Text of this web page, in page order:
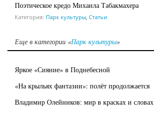
Поэтическое кредо Михаила Табакмахера
Категория: Парк культуры, Статьи
Еще в категории «Парк культуры»
Яркое «Сияние» в Поднебесной
«На крыльях фантазии»: полёт продолжается
Владимир Олейников: мир в красках и словах